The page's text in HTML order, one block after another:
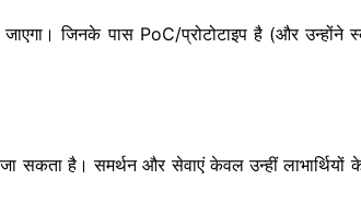
जिनके पास PoC/प्रोटोटाइप है (और उन्होंने
सकता है। समर्थन और सेवाएं केवल उन्हीं